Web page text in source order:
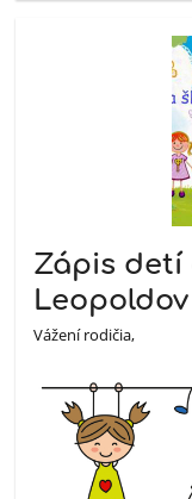
Zápis detí
Leopoldov
Vážení rodičia,